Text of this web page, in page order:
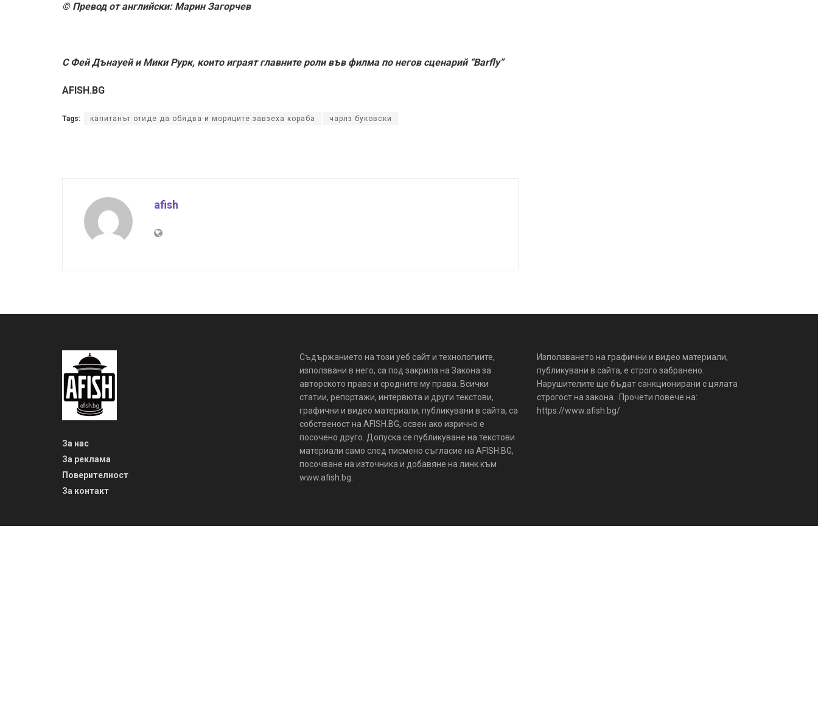
© Превод от английски: Марин Загорчев
С Фей Дънауей и Мики Рурк, които играят главните роли във филма по негов сценарий “Barfly”
AFISH.BG
Tags: капитанът отиде да обядва и моряците завзеха кораба чарлз буковски
afish
За нас
За реклама
Поверителност
За контакт
Съдържанието на този уеб сайт и технологиите,
използвани в него, са под закрила на Закона за
авторското право и сродните му права. Всички
статии, репортажи, интервюта и други текстови,
графични и видео материали, публикувани в сайта, са
собственост на AFISH.BG, освен ако изрично е
посочено друго. Допуска се публикуване на текстови
материали само след писмено съгласие на AFISH.BG,
посочване на източника и добавяне на линк към
www.afish.bg.
Използването на графични и видео материали,
публикувани в сайта, е строго забранено.
Нарушителите ще бъдат санкционирани с цялата
строгост на закона. Прочети повече на:
https://www.afish.bg/